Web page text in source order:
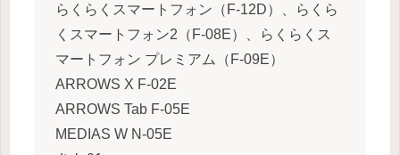
らくらくスマートフォン（F-12D）、らくら
くスマートフォン2（F-08E）、らくらくス
マートフォン プレミアム（F-09E）
ARROWS X F-02E
ARROWS Tab F-05E
MEDIAS W N-05E